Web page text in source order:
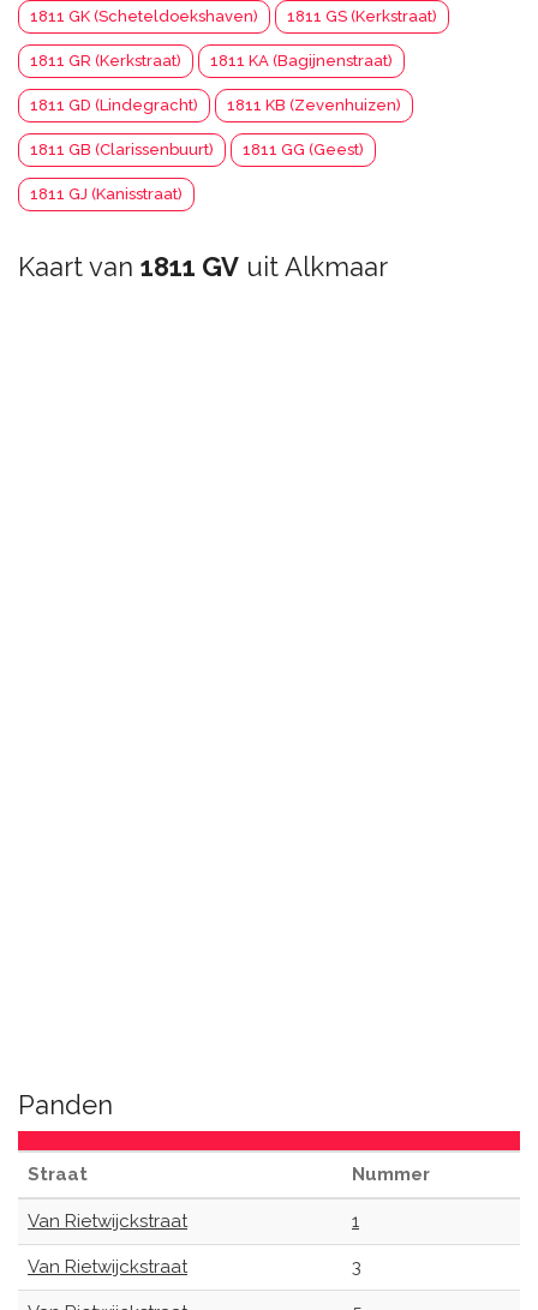
1811 GK (Scheteldoekshaven) 1811 GS (Kerkstraat)
1811 GR (Kerkstraat) 1811 KA (Bagijnenstraat)
1811 GD (Lindegracht) 1811 KB (Zevenhuizen)
1811 GB (Clarissenbuurt) 1811 GG (Geest)
1811 GJ (Kanisstraat)
Kaart van 1811 GV uit Alkmaar
Panden
Straat Nummer
Van Rietwijckstraat 1
Van Rietwijckstraat 3